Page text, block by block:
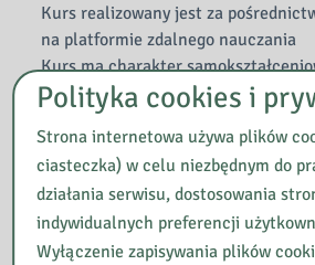
Kurs realizowany jest za
na platformie zdalnego nauczania
Kurs ma charakter
jest bezpłatny.
Warunki zaliczenia:
Przesłanie na platformę wykonanej
zaliczeniowej korzystając z opcji
plik”.
Po zaliczeniu zadania każdy
otrzymać Potwierdzenie jego
Polityka cookies i
Strona internetowa używa plików
ciasteczka) w celu niezbędnym do
działania serwisu, dostosowania
indywidualnych preferencji
Wyłączenie zapisywania plików